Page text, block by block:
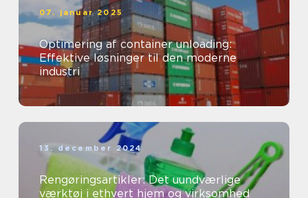
07. januar 2025
Optimering af container unloading:
Effektive løsninger til den moderne
industri
13. december 2024
Rengøringsartikler: Det uundværlige
værktøj i ethvert hjem og virksomhed